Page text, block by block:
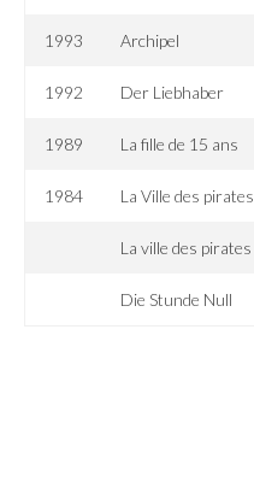
1993 Archipel
1992 Der Liebhaber
1989 La fille de 15 ans
1984 La Ville des pirates
La ville des pirates
Die Stunde Null